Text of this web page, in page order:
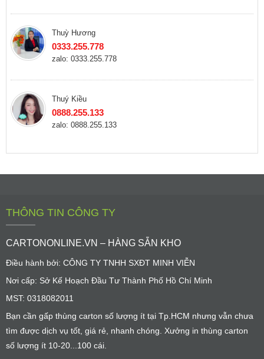
Thuỳ Hương
0333.255.778
zalo: 0333.255.778
Thuý Kiều
0888.255.133
zalo: 0888.255.133
THÔNG TIN CÔNG TY
CARTONONLINE.VN – HÀNG SẴN KHO
Điều hành bởi: CÔNG TY TNHH SXĐT MINH VIỄN
Nơi cấp: Sở Kế Hoạch Đầu Tư Thành Phố Hồ Chí Minh
MST: 0318082011
Bạn cần gấp thùng carton số lượng ít tại Tp.HCM nhưng vẫn chưa
tìm được dịch vụ tốt, giá rẻ, nhanh chóng. Xưởng in thùng carton
số lượng ít 10-20...100 cái.